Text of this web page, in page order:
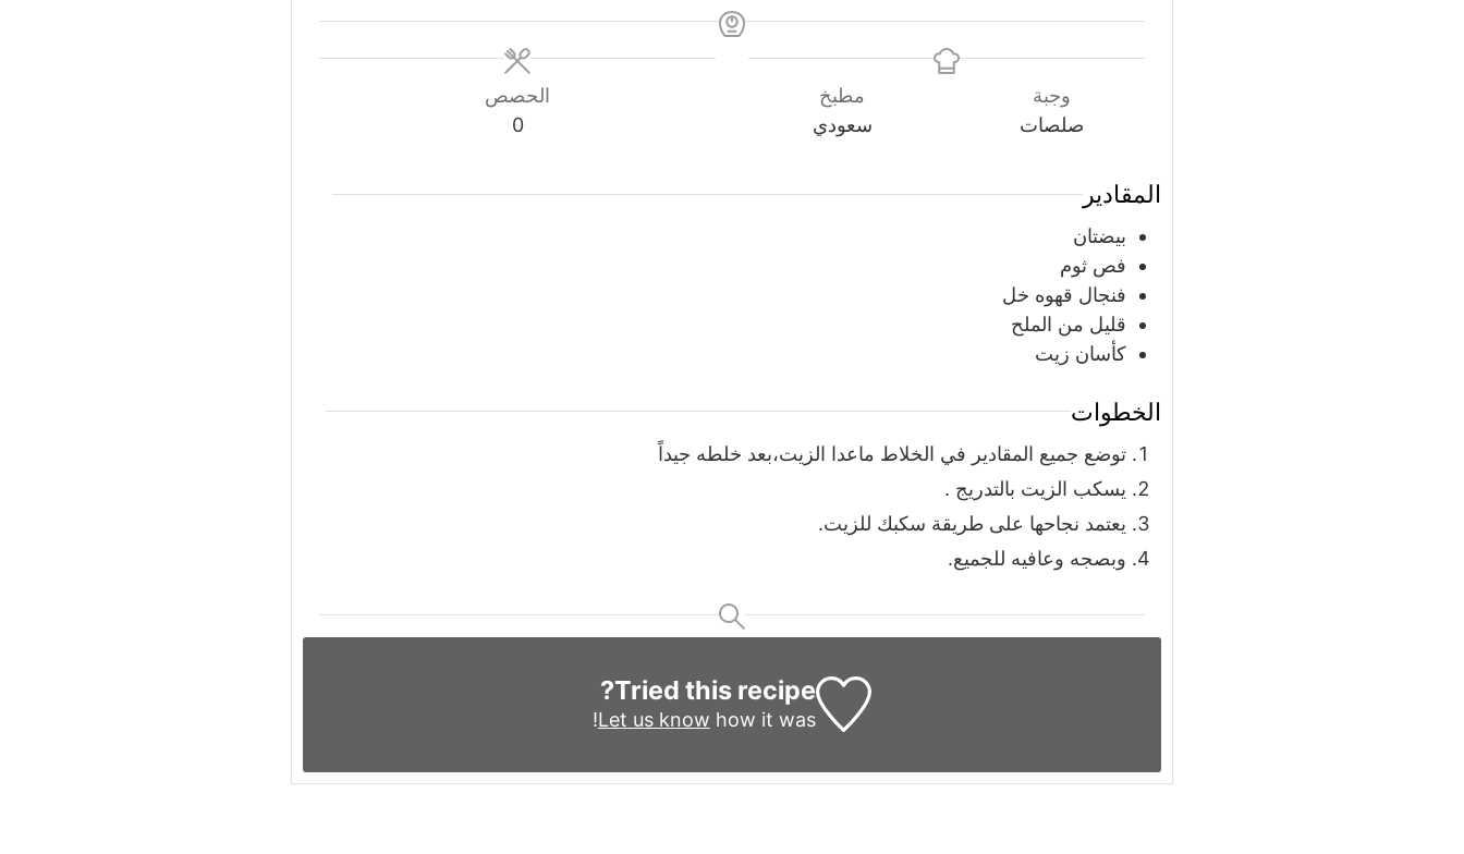
وجبة
صلصات
مطبخ
سعودي
الحصص
0
المقادير
بيضتان
فص ثوم
فنجال قهوه خل
قليل من الملح
كأسان زيت
الخطوات
توضع جميع المقادير في الخلاط ماعدا الزيت،بعد خلطه جيداً
يسكب الزيت بالتدريج .
يعتمد نجاحها على طريقة سكبك للزيت.
وبصجه وعافيه للجميع.
Tried this recipe?
Let us know how it was!